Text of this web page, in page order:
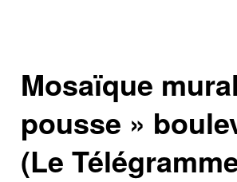
Mosaïque
pousse »
(Le